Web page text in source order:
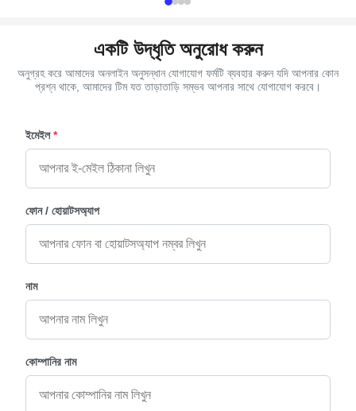
একটি উদ্ধৃতি অনুরোধ করুন
অনুগ্রহ করে আমাদের অনলাইন অনুসন্ধান যোগাযোগ ফর্মটি ব্যবহার করুন যদি আপনার কোন
প্রশ্ন থাকে, আমাদের টিম যত তাড়াতাড়ি সম্ভব আপনার সাথে যোগাযোগ করবে।
ইমেইল *
ফোন / হোয়াটসঅ্যাপ
নাম
কোম্পানির নাম